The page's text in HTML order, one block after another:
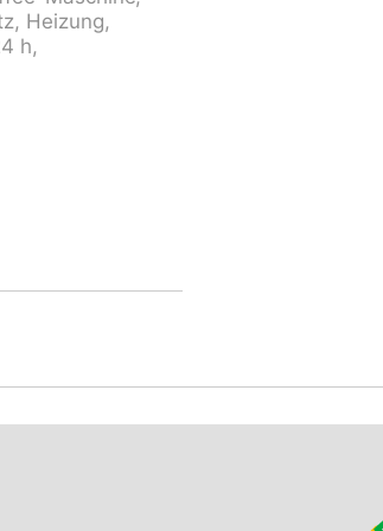
4.7 km,
1.3 km, See
Monte Verità,
Lago
am
Heizung,
h,